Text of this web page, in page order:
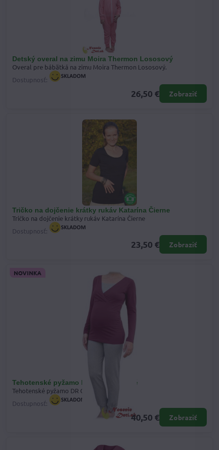
Detský overal na zimu Moira Thermon Lososový
Overal pre bábätká na zimu Moira Thermon Lososový.
Dostupnosť:
26,50 € Zobraziť
Tričko na dojčenie krátky rukáv Katarína Čierne
Tričko na dojčenie krátky rukáv Katarína Čierne
Dostupnosť:
23,50 € Zobraziť
Tehotenské pyžamo DR Cyklámenové
NOVINKA
Tehotenské pyžamo DR Cyklámenové
Dostupnosť:
40,50 € Zobraziť